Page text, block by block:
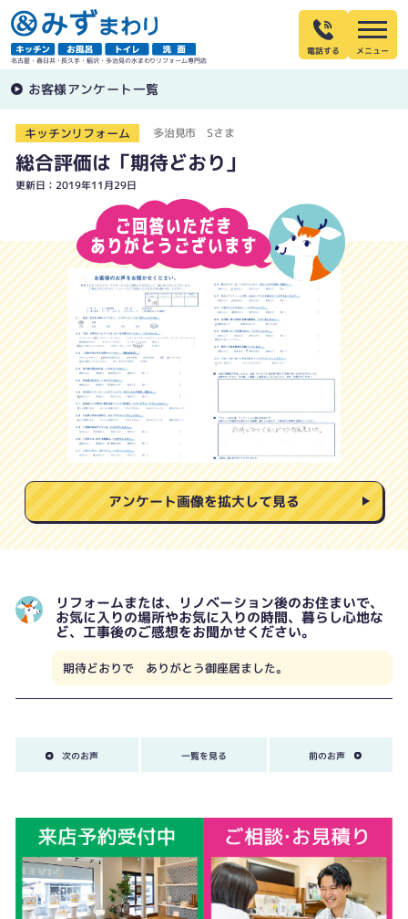
名古屋・春日井・長久手・稲沢・多治見の水まわりリフォーム専門店
電話する
お客様アンケート一覧
キッチンリフォーム 多治見市 Sさま
総合評価は「期待どおり」
更新日：2019年11月29日
アンケート画像を拡大して見る
リフォームまたは、リノベーション後のお住まいで、
お気に入りの場所やお気に入りの時間、暮らし心地な
ど、工事後のご感想をお聞かせください。
期待どおりで ありがとう御座居ました。
次のお声 一覧を見る 前のお声